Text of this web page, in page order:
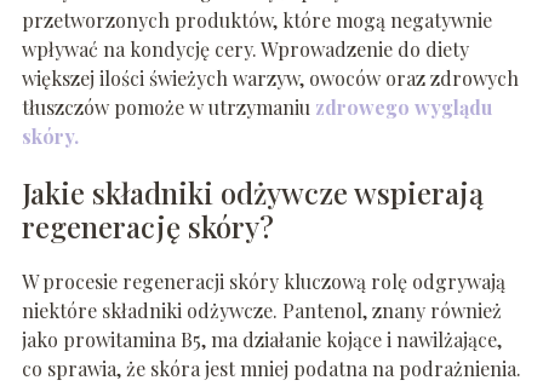
przetworzonych produktów, które mogą negatywnie
wpływać na kondycję cery. Wprowadzenie do diety
większej ilości świeżych warzyw, owoców oraz zdrowych
tłuszczów pomoże w utrzymaniu zdrowego wyglądu
skóry.
Jakie składniki odżywcze wspierają
regenerację skóry?
W procesie regeneracji skóry kluczową rolę odgrywają
niektóre składniki odżywcze. Pantenol, znany również
jako prowitamina B5, ma działanie kojące i nawilżające,
co sprawia, że skóra jest mniej podatna na podrażnienia.